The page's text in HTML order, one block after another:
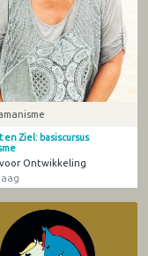
en Ziel: basiscursus
Ontwikkeling